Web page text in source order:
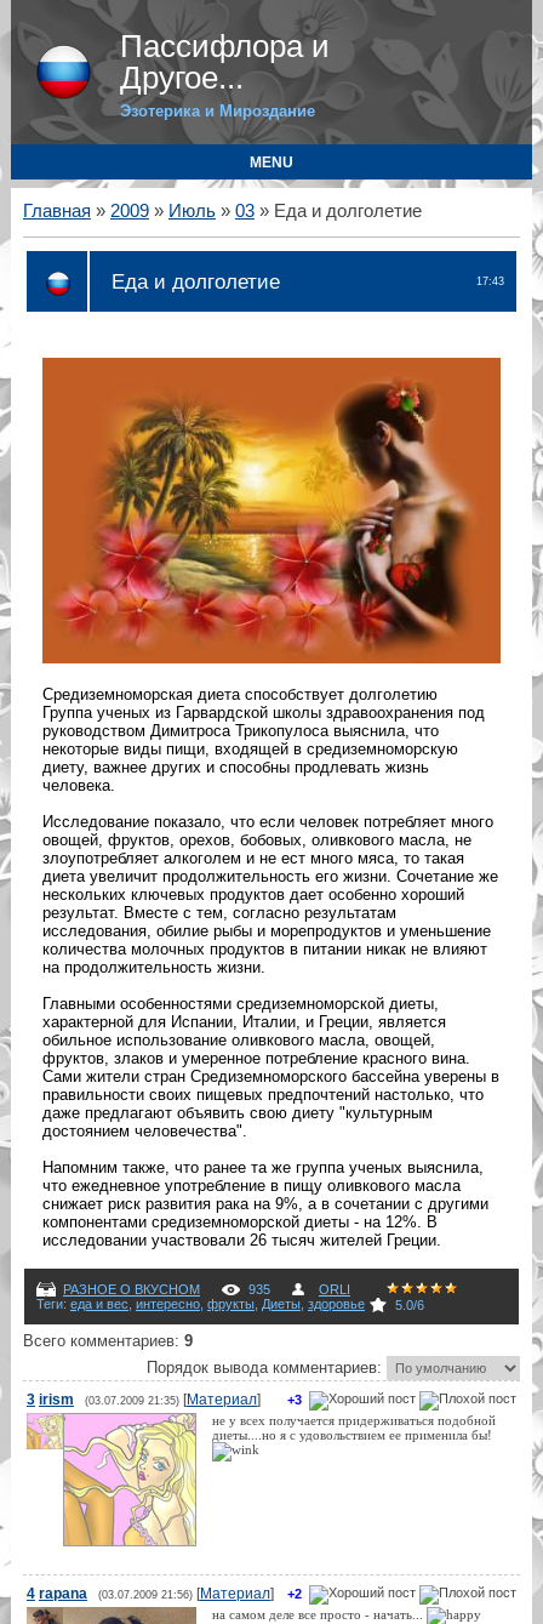
Пассифлора и
Другое...
Эзотерика и Мироздание
MENU
Главная » 2009 » Июль » 03» Еда и долголетие
17:43
Еда и долголетие
Средиземноморская диета способствует долголетию
Группа ученых из Гарвардской школы здравоохранения под
руководством Димитроса Трикопулоса выяснила, что
некоторые виды пищи, входящей в средиземноморскую
диету, важнее других и способны продлевать жизнь
человека.
Исследование показало, что если человек потребляет много
овощей, фруктов, орехов, бобовых, оливкового масла, не
злоупотребляет алкоголем и не ест много мяса, то такая
диета увеличит продолжительность его жизни. Сочетание же
нескольких ключевых продуктов дает особенно хороший
результат. Вместе с тем, согласно результатам
исследования, обилие рыбы и морепродуктов и уменьшение
количества молочных продуктов в питании никак не влияют
на продолжительность жизни.
Главными особенностями средиземноморской диеты,
характерной для Испании, Италии, и Греции, является
обильное использование оливкового масла, овощей,
фруктов, злаков и умеренное потребление красного вина.
Сами жители стран Средиземноморского бассейна уверены в
правильности своих пищевых предпочтений настолько, что
даже предлагают объявить свою диету "культурным
достоянием человечества".
Напомним также, что ранее та же группа ученых выяснила,
что ежедневное употребление в пищу оливкового масла
снижает риск развития рака на 9%, а в сочетании с другими
компонентами средиземноморской диеты - на 12%. В
исследовании участвовали 26 тысяч жителей Греции.
РАЗНОЕ О ВКУСНОМ 935
ORLI
Теги: еда и вес интересно, фрукты, Диеты, здоровье 5.0/6
Всего комментариев: 9
Порядок вывода комментариев:
+3
3 irism (03.07.2009 21:35)[Материал]
не у всех получается придерживаться подобной
диеты....но я с удовольствием ее применила бы!
+2
4 rapana (03.07.2009 21:56)[Материал]
на самом деле все просто - начать...